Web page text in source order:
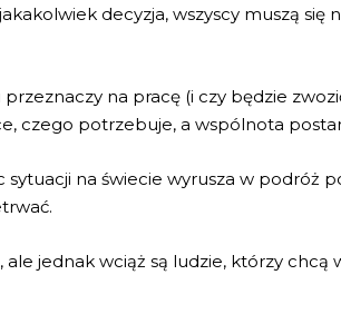
decyzja, wszyscy muszą się
na pracę (i czy będzie
czego potrzebuje, a wspólnota
na świecie wyrusza w podróż
jednak wciąż są ludzie, którzy chcą